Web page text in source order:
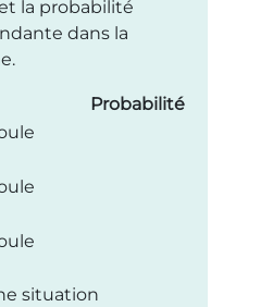
la probabilité
dans la
Probabilité
situation